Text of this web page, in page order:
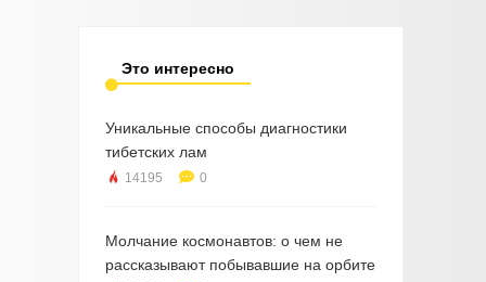
Это интересно
Уникальные способы диагностики
тибетских лам
14195 0
Молчание космонавтов: о чем не
рассказывают побывавшие на орбите